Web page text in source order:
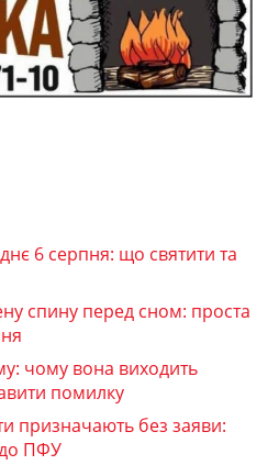
6 серпня: що святити та
спину перед сном: проста
чому вона виходить
помилку
призначають без заяви:
до ПФУ